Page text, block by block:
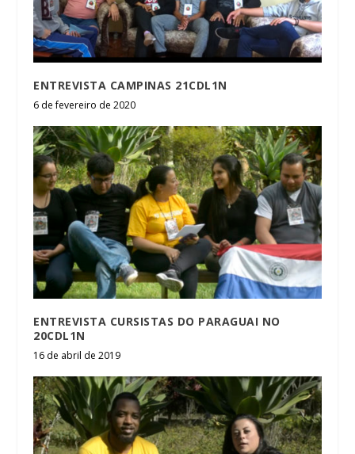
ENTREVISTA CAMPINAS 21CDL1N
6 de fevereiro de 2020
ENTREVISTA CURSISTAS DO PARAGUAI NO
20CDL1N
16 de abril de 2019